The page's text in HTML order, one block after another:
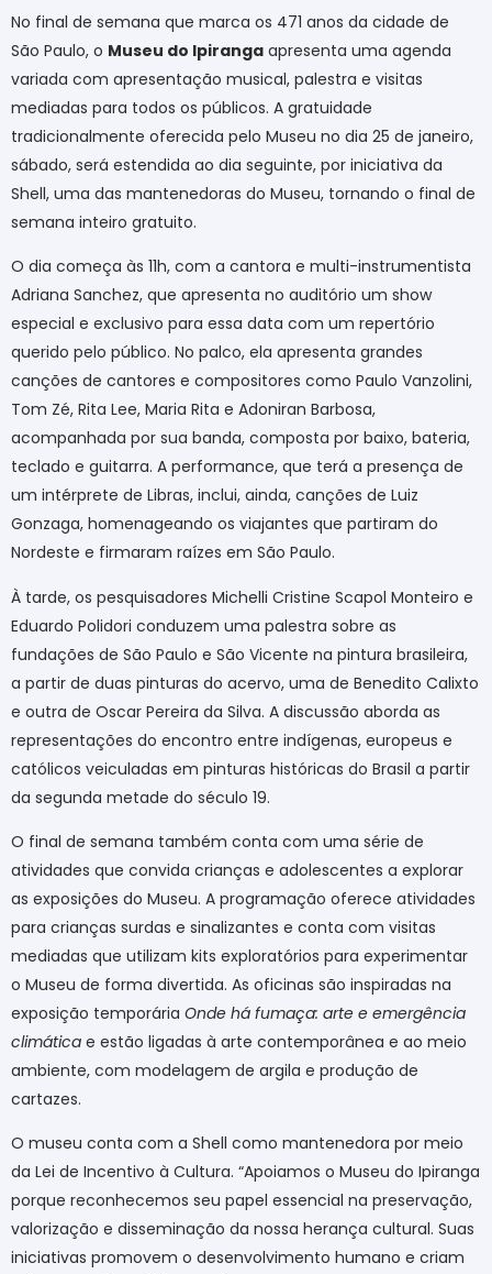
No final de semana que marca os 471 anos da cidade de
São Paulo, o Museu do Ipiranga apresenta uma agenda
variada com apresentação musical, palestra e visitas
mediadas para todos os públicos. A gratuidade
tradicionalmente oferecida pelo Museu no dia 25 de janeiro,
sábado, será estendida ao dia seguinte, por iniciativa da
Shell, uma das mantenedoras do Museu, tornando o final de
semana inteiro gratuito.
O dia começa às 11h, com a cantora e multi-instrumentista
Adriana Sanchez, que apresenta no auditório um show
especial e exclusivo para essa data com um repertório
querido pelo público. No palco, ela apresenta grandes
canções de cantores e compositores como Paulo Vanzolini,
Tom Zé, Rita Lee, Maria Rita e Adoniran Barbosa,
acompanhada por sua banda, composta por baixo, bateria,
teclado e guitarra. A performance, que terá a presença de
um intérprete de Libras, inclui, ainda, canções de Luiz
Gonzaga, homenageando os viajantes que partiram do
Nordeste e firmaram raízes em São Paulo.
À tarde, os pesquisadores Michelli Cristine Scapol Monteiro e
Eduardo Polidori conduzem uma palestra sobre as
fundações de São Paulo e São Vicente na pintura brasileira,
a partir de duas pinturas do acervo, uma de Benedito Calixto
e outra de Oscar Pereira da Silva. A discussão aborda as
representações do encontro entre indígenas, europeus e
católicos veiculadas em pinturas históricas do Brasil a partir
da segunda metade do século 19.
O final de semana também conta com uma série de
atividades que convida crianças e adolescentes a explorar
as exposições do Museu. A programação oferece atividades
para crianças surdas e sinalizantes e conta com visitas
mediadas que utilizam kits exploratórios para experimentar
o Museu de forma divertida. As oficinas são inspiradas na
exposição temporária Onde há fumaça: arte e emergência
climática e estão ligadas à arte contemporânea e ao meio
ambiente, com modelagem de argila e produção de
cartazes.
O museu conta com a Shell como mantenedora por meio
da Lei de Incentivo à Cultura. “Apoiamos o Museu do Ipiranga
porque reconhecemos seu papel essencial na preservação,
valorização e disseminação da nossa herança cultural. Suas
iniciativas promovem o desenvolvimento humano e criam